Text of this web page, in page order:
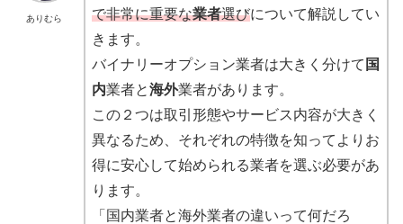
ありむら
で非常に重要な業者選びについて解説してい
きます。
バイナリーオプション業者は大きく分けて 国
内業者と海外業者があります。
この２つは取引形態やサービス内容が大きく
異なるため、それぞれの特徴を知ってよりお
得に安心して始められる業者を選ぶ必要があ
ります。
「国内業者と海外業者の違いって何だろ